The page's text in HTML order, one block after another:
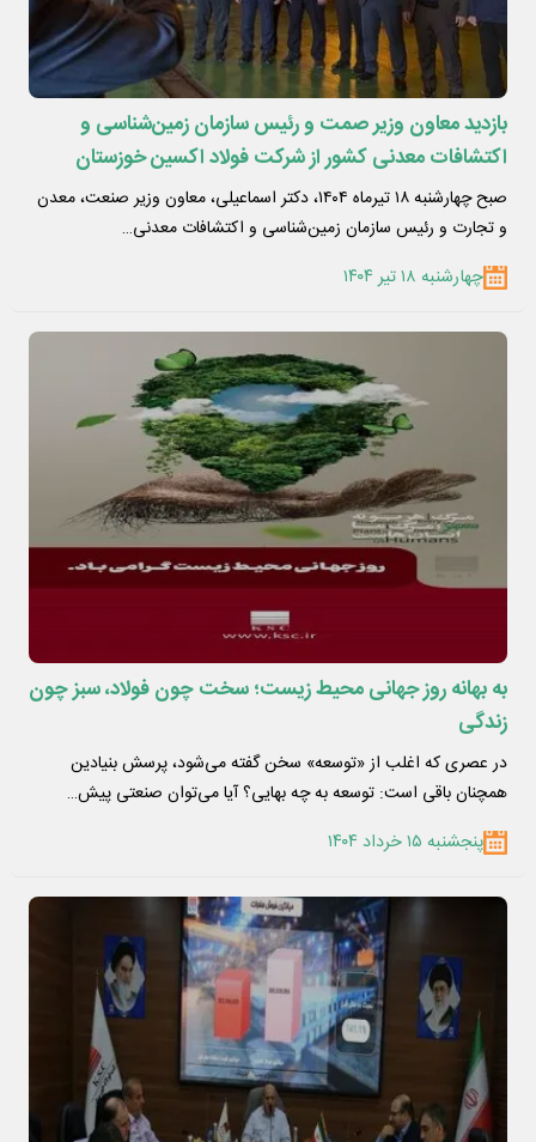
بازدید معاون وزیر صمت و رئیس سازمان زمین‌شناسی و
اکتشافات معدنی کشور از شرکت فولاد اکسین خوزستان
صبح چهارشنبه ۱۸ تیرماه ۱۴۰۴، دکتر اسماعیلی، معاون وزیر صنعت، معدن
و تجارت و رئیس سازمان زمین‌شناسی و اکتشافات معدنی…
چهارشنبه ۱۸ تیر ۱۴۰۴
به بهانه روز جهانی محیط زیست؛ سخت چون فولاد، سبز چون
زندگی
در عصری که اغلب از «توسعه» سخن گفته می‌شود، پرسش بنیادین
همچنان باقی‌ است: توسعه به چه بهایی؟ آیا می‌توان صنعتی پیش…
پنجشنبه ۱۵ خرداد ۱۴۰۴